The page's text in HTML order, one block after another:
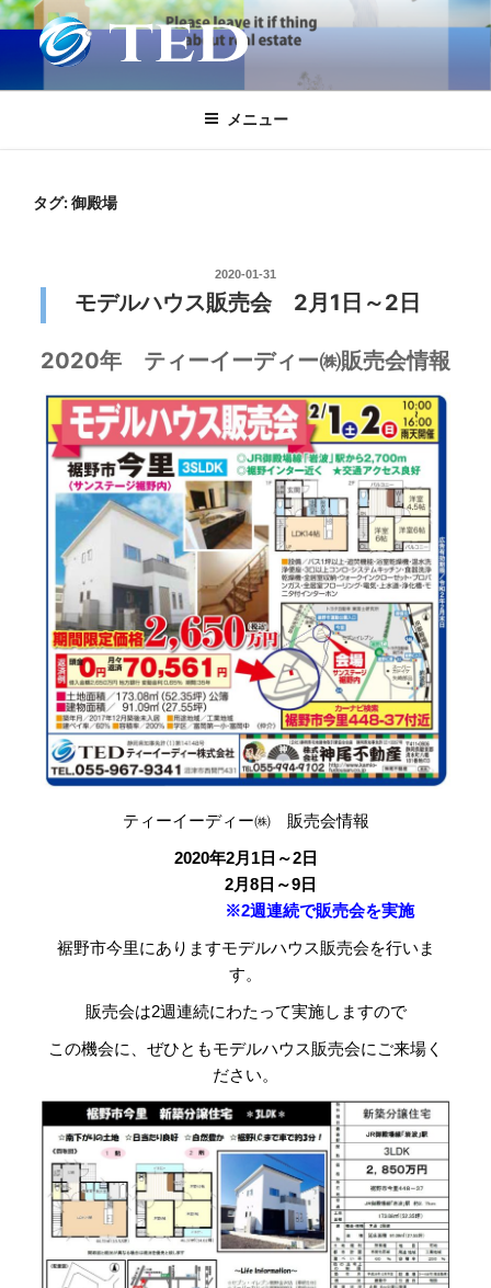
コ
ン
ティーイーディー株式会社不動産-沼
津市 三島市 静岡県東部
ティーイーディー株式会社不動産部事業部は静岡県東部の不動産物件
メニュー
タグ:御殿場
投
稿
日:
2020-01-31
モデルハウス販売会 2月1日～2日
2020年 ティーイーディー㈱販売会情報
ティーイーディー㈱ 販売会情報
2020年2月1日～2日
2月8日～9日
※2週連続で販売会を実施
裾野市今里にありますモデルハウス販売会を行いま
す。
販売会は2週連続にわたって実施しますので
この機会に、ぜひともモデルハウス販売会にご来場く
ださい。